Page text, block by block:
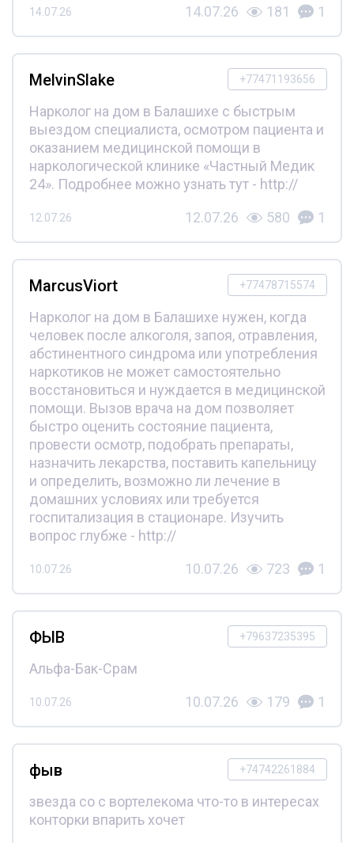
14.07.26 14.07.26 181 1
+77471193656
MelvinSlake
Нарколог на дом в Балашихе с быстрым
выездом специалиста, осмотром пациента и
оказанием медицинской помощи в
наркологической клинике «Частный Медик
24». Подробнее можно узнать тут - http://
12.07.26 12.07.26 580 1
+77478715574
MarcusViort
Нарколог на дом в Балашихе нужен, когда
человек после алкоголя, запоя, отравления,
абстинентного синдрома или употребления
наркотиков не может самостоятельно
восстановиться и нуждается в медицинской
помощи. Вызов врача на дом позволяет
быстро оценить состояние пациента,
провести осмотр, подобрать препараты,
назначить лекарства, поставить капельницу
и определить, возможно ли лечение в
домашних условиях или требуется
госпитализация в стационаре. Изучить
вопрос глубже - http://
10.07.26 10.07.26 723 1
+79637235395
ФЫВ
Альфа-Бак-Срам
10.07.26 10.07.26 179 1
+74742261884
фыв
звезда со с вортелекома что-то в интересах
конторки впарить хочет